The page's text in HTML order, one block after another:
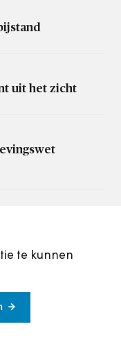
uit het zicht
te kunnen